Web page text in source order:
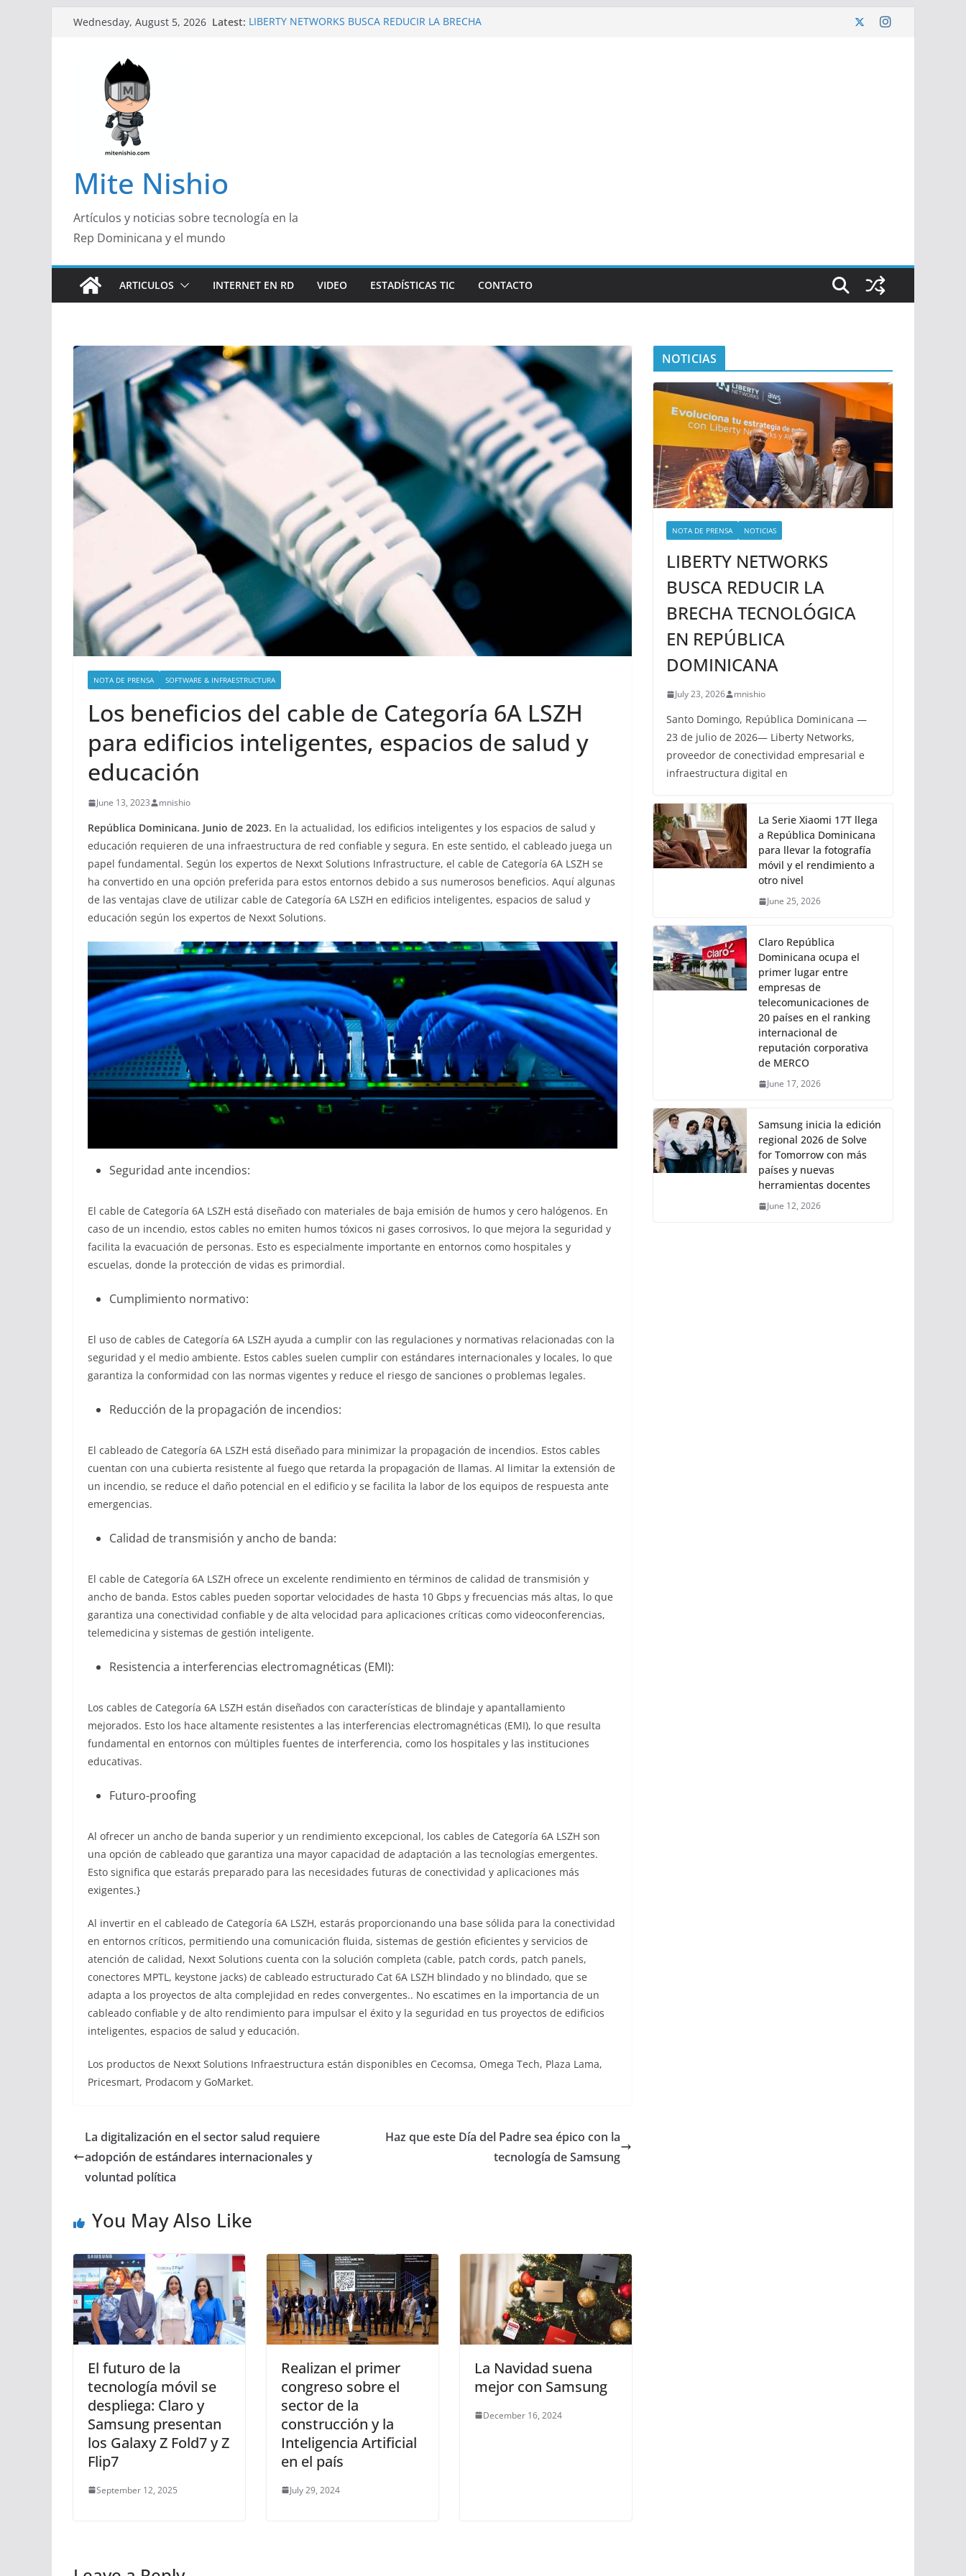
Wednesday, August 5, 2026 Latest: LIBERTY NETWORKS BUSCA REDUCIR LA BRECHA
Mite Nishio
Artículos y noticias sobre tecnología en la
Rep Dominicana y el mundo
ARTICULOS INTERNET EN RD VIDEO ESTADÍSTICAS TIC CONTACTO
NOTA DE PRENSA SOFTWARE & INFRAESTRUCTURA
Los beneficios del cable de Categoría 6A LSZH
para edificios inteligentes, espacios de salud y
educación
June 13, 2023 mnishio
República Dominicana. Junio de 2023. En la actualidad, los edificios inteligentes y los espacios de salud y
educación requieren de una infraestructura de red confiable y segura. En este sentido, el cableado juega un
papel fundamental. Según los expertos de Nexxt Solutions Infrastructure, el cable de Categoría 6A LSZH se
ha convertido en una opción preferida para estos entornos debido a sus numerosos beneficios. Aquí algunas
de las ventajas clave de utilizar cable de Categoría 6A LSZH en edificios inteligentes, espacios de salud y
educación según los expertos de Nexxt Solutions.
Seguridad ante incendios:
El cable de Categoría 6A LSZH está diseñado con materiales de baja emisión de humos y cero halógenos. En
caso de un incendio, estos cables no emiten humos tóxicos ni gases corrosivos, lo que mejora la seguridad y
facilita la evacuación de personas. Esto es especialmente importante en entornos como hospitales y
escuelas, donde la protección de vidas es primordial.
Cumplimiento normativo:
El uso de cables de Categoría 6A LSZH ayuda a cumplir con las regulaciones y normativas relacionadas con la
seguridad y el medio ambiente. Estos cables suelen cumplir con estándares internacionales y locales, lo que
garantiza la conformidad con las normas vigentes y reduce el riesgo de sanciones o problemas legales.
Reducción de la propagación de incendios:
El cableado de Categoría 6A LSZH está diseñado para minimizar la propagación de incendios. Estos cables
cuentan con una cubierta resistente al fuego que retarda la propagación de llamas. Al limitar la extensión de
un incendio, se reduce el daño potencial en el edificio y se facilita la labor de los equipos de respuesta ante
emergencias.
Calidad de transmisión y ancho de banda:
El cable de Categoría 6A LSZH ofrece un excelente rendimiento en términos de calidad de transmisión y
ancho de banda. Estos cables pueden soportar velocidades de hasta 10 Gbps y frecuencias más altas, lo que
garantiza una conectividad confiable y de alta velocidad para aplicaciones críticas como videoconferencias,
telemedicina y sistemas de gestión inteligente.
Resistencia a interferencias electromagnéticas (EMI):
Los cables de Categoría 6A LSZH están diseñados con características de blindaje y apantallamiento
mejorados. Esto los hace altamente resistentes a las interferencias electromagnéticas (EMI), lo que resulta
fundamental en entornos con múltiples fuentes de interferencia, como los hospitales y las instituciones
educativas.
Futuro-proofing
Al ofrecer un ancho de banda superior y un rendimiento excepcional, los cables de Categoría 6A LSZH son
una opción de cableado que garantiza una mayor capacidad de adaptación a las tecnologías emergentes.
Esto significa que estarás preparado para las necesidades futuras de conectividad y aplicaciones más
exigentes.}
Al invertir en el cableado de Categoría 6A LSZH, estarás proporcionando una base sólida para la conectividad
en entornos críticos, permitiendo una comunicación fluida, sistemas de gestión eficientes y servicios de
atención de calidad, Nexxt Solutions cuenta con la solución completa (cable, patch cords, patch panels,
conectores MPTL, keystone jacks) de cableado estructurado Cat 6A LSZH blindado y no blindado, que se
adapta a los proyectos de alta complejidad en redes convergentes.. No escatimes en la importancia de un
cableado confiable y de alto rendimiento para impulsar el éxito y la seguridad en tus proyectos de edificios
inteligentes, espacios de salud y educación.
Los productos de Nexxt Solutions Infraestructura están disponibles en Cecomsa, Omega Tech, Plaza Lama,
Pricesmart, Prodacom y GoMarket.
La digitalización en el sector salud requiere
adopción de estándares internacionales y
voluntad política
Haz que este Día del Padre sea épico con la
tecnología de Samsung
You May Also Like
El futuro de la
tecnología móvil se
despliega: Claro y
Samsung presentan
los Galaxy Z Fold7 y Z
Flip7
September 12, 2025
Realizan el primer
congreso sobre el
sector de la
construcción y la
Inteligencia Artificial
en el país
July 29, 2024
La Navidad suena
mejor con Samsung
December 16, 2024
NOTICIAS
NOTA DE PRENSA NOTICIAS
LIBERTY NETWORKS
BUSCA REDUCIR LA
BRECHA TECNOLÓGICA
EN REPÚBLICA
DOMINICANA
July 23, 2026 mnishio
Santo Domingo, República Dominicana —
23 de julio de 2026— Liberty Networks,
proveedor de conectividad empresarial e
infraestructura digital en
La Serie Xiaomi 17T llega
a República Dominicana
para llevar la fotografía
móvil y el rendimiento a
otro nivel
June 25, 2026
Claro República
Dominicana ocupa el
primer lugar entre
empresas de
telecomunicaciones de
20 países en el ranking
internacional de
reputación corporativa
de MERCO
June 17, 2026
Samsung inicia la edición
regional 2026 de Solve
for Tomorrow con más
países y nuevas
herramientas docentes
June 12, 2026